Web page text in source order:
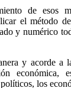
de esos
el método
y numérico
y acorde a
económica,
los